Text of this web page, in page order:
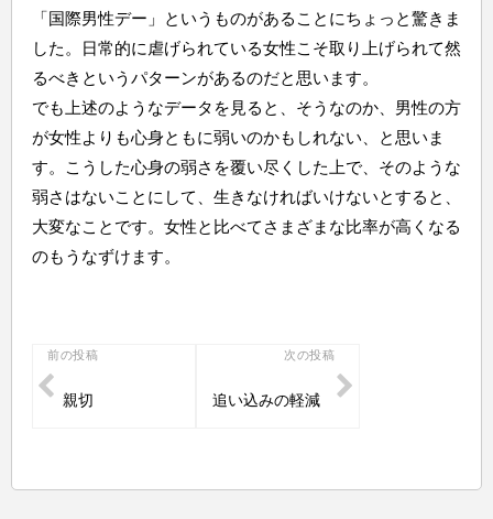
「国際男性デー」というものがあることにちょっと驚きま
した。日常的に虐げられている女性こそ取り上げられて然
るべきというパターンがあるのだと思います。
でも上述のようなデータを見ると、そうなのか、男性の方
が女性よりも心身ともに弱いのかもしれない、と思いま
す。こうした心身の弱さを覆い尽くした上で、そのような
弱さはないことにして、生きなければいけないとすると、
大変なことです。女性と比べてさまざまな比率が高くなる
のもうなずけます。
投
稿
前の投稿
親切
次の投稿
追い込みの軽減